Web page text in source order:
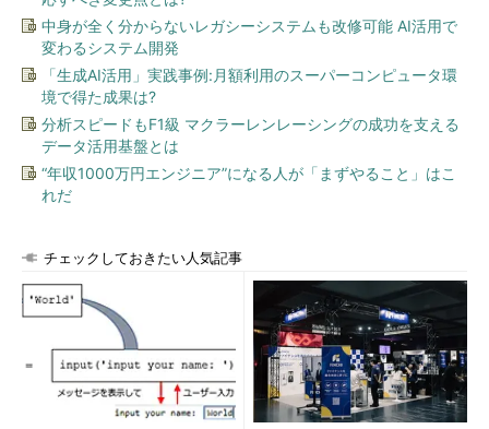
中身が全く分からないレガシーシステムも改修可能 AI活用で
変わるシステム開発
「生成AI活用」実践事例:月額利用のスーパーコンピュータ環
境で得た成果は?
分析スピードもF1級 マクラーレンレーシングの成功を支える
データ活用基盤とは
“年収1000万円エンジニア”になる人が「まずやること」はこ
れだ
チェックしておきたい人気記事